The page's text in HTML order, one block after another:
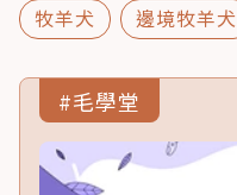
牧羊犬 邊境牧羊犬
#毛學堂